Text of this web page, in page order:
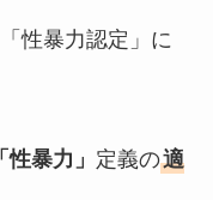
性暴力認定」に
「性暴力」 定義の適